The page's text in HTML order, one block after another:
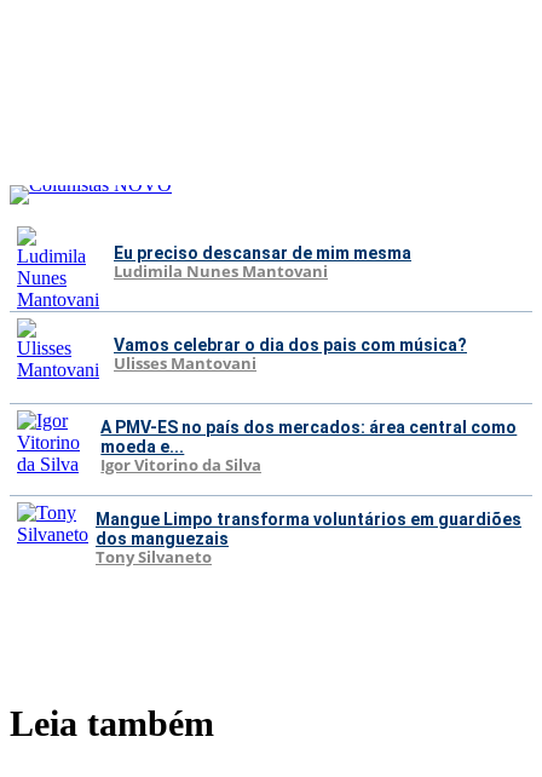
Eu preciso descansar de mim mesma
Ludimila Nunes Mantovani
Vamos celebrar o dia dos pais com música?
Ulisses Mantovani
A PMV-ES no país dos mercados: área central como
moeda e...
Igor Vitorino da Silva
Mangue Limpo transforma voluntários em guardiões
dos manguezais
Tony Silvaneto
Leia também